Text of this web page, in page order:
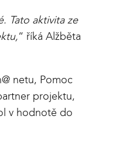
Tato aktivita ze
“ říká Alžběta
netu, Pomoc
projektu,
v hodnotě do